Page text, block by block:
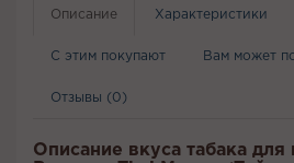
Описание Характеристики
С этим покупают Вам может
Отзывы (0)
Описание вкуса табака для